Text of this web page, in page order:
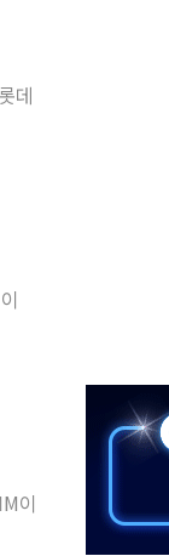
상승… "2분기 기업
토 회원국 공격 검
실현 속 혼조세...웨
급 안보 점검회의
즈 재개방 기대에
'사파리' 공격… 시
주총 기대감에 홀로
위험수위…숨은
응 1단계 진압 중
데
이